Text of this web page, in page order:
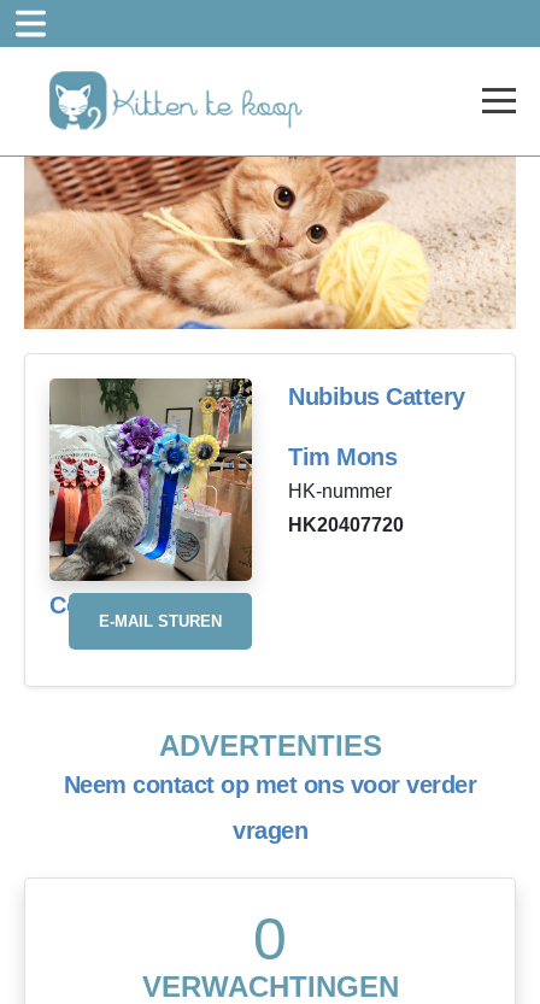
Nubibus Cattery
Tim Mons
HK-nummer
HK20407720
Contact details
E-MAIL STUREN
ADVERTENTIES
Neem contact op met ons voor verder
vragen
0
VERWACHTINGEN